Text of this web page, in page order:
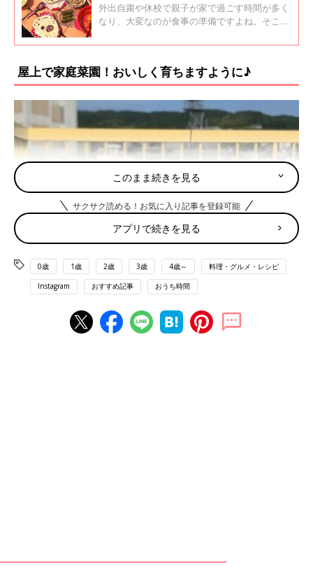
外出自粛や休校で親子が家で過ごす時間が多く
なり、大変なのが食事の準備ですよね。そこ
スタグラムから集めてみました！親子で作れ
屋上で家庭菜園！おいしく育ちますように♪
このまま続きを見る
サクサク読める！お気に入り記事を登録可能
アプリで続きを見る
0歳 1歳 2歳 3歳 4歳～ 料理・グルメ・レシピ
Instagram おすすめ記事 おうち時間